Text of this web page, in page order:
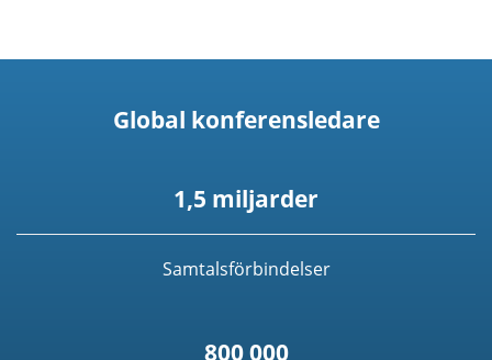
Global konferensledare
1,5 miljarder
Samtalsförbindelser
800 000